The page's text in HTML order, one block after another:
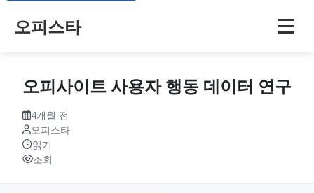
오피스타
오피사이트 사용자 행동 데이터 연구
4개월 전
오피스타
읽기
조회